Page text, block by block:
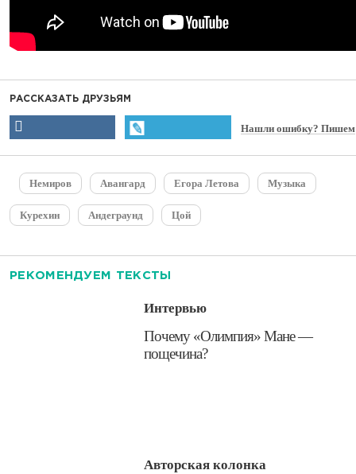
РАССКАЗАТЬ ДРУЗЬЯМ
Нашли ошибку? Пишем
Немиров Авангард Егора Летова Музыка
Курехин Андеграунд Цой
РЕКОМЕНДУЕМ ТЕКСТЫ
Интервью
​Почему «Олимпия» Мане —
пощечина?
Авторская колонка